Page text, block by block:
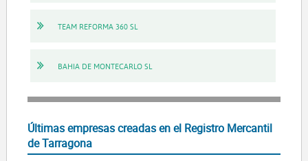
TEAM REFORMA 360 SL
BAHIA DE MONTECARLO SL
Últimas empresas creadas en el Registro Mercantil
de Tarragona